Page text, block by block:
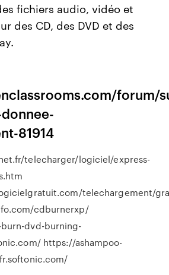
fichiers audio, vidéo et
des CD, des DVD et des
forum/
81914
telecharger/logiciel/express-
telechargement/
cdburnerxp/
dvd-burning-
https://ashampoo-